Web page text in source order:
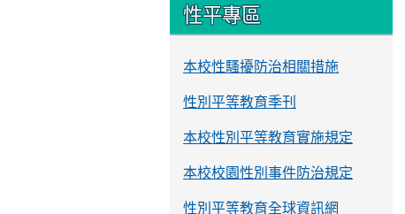
性平專區
本校性騷擾防治相關措施
性別平等教育季刊
本校性別平等教育實施規定
本校校園性別事件防治規定
性別平等教育全球資訊網